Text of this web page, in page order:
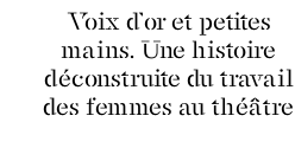
Voix d’or et petites
mains. Une histoire
déconstruite du travail
des femmes au théâtre